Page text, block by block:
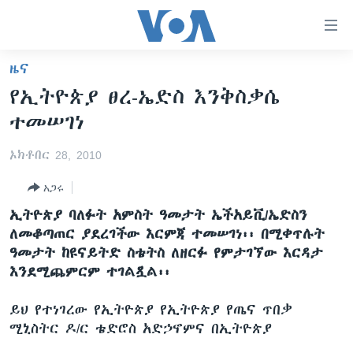
ማገናኛዎች
ዋናው
ይዘት
ወደ
እለፍ
ወደ
ዋናው
ይዘት
አሜሪካ
መካከለኛው ምሥራቅ
ቪዲዮ
የፎቶ መድብሎች
ክምችት
ዜና
የኢትዮጵያ ፀረ-ኤድስ እንቅስቃሴ
ተመሠገነ
ኦክቶበር 28, 2010
አጋሩ
ኢትዮጵያ ባለፉት አምስት ዓመታት ኤችአይቪ/ኤድስን
ለመቆጣጠር ያደረገችው እርምጃ ተመሠገነ፡፡ በሚቀጥሉት
ዓመታት ከዩናይትድ ስቴትስ ለዘርፉ የምታገኘው እርዳታ
እንደሚጨምርም ተገልጿል፡፡
ይህ የተነገረው የኢትዮጵያ የኢትዮጵያ የጤና ጥበቃ
ሚኒስትር ዶ/ር ቴድሮስ አድኃኖምና በኢትዮጵያ